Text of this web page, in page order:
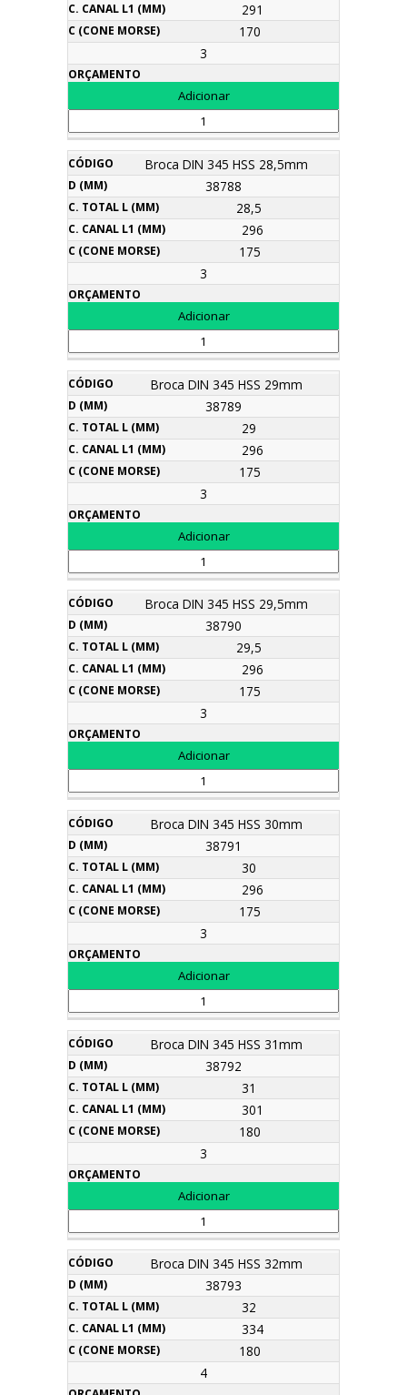
291
170
3
Broca DIN 345 HSS 28,5mm
38788
28,5
296
175
3
Broca DIN 345 HSS 29mm
38789
29
296
175
3
Broca DIN 345 HSS 29,5mm
38790
29,5
296
175
3
Broca DIN 345 HSS 30mm
38791
30
296
175
3
Broca DIN 345 HSS 31mm
38792
31
301
180
3
Broca DIN 345 HSS 32mm
38793
32
334
180
4